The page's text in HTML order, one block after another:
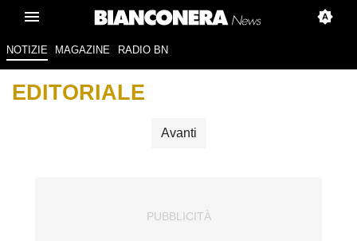
NOTIZIE MAGAZINE RADIO BN
EDITORIALE
Avanti